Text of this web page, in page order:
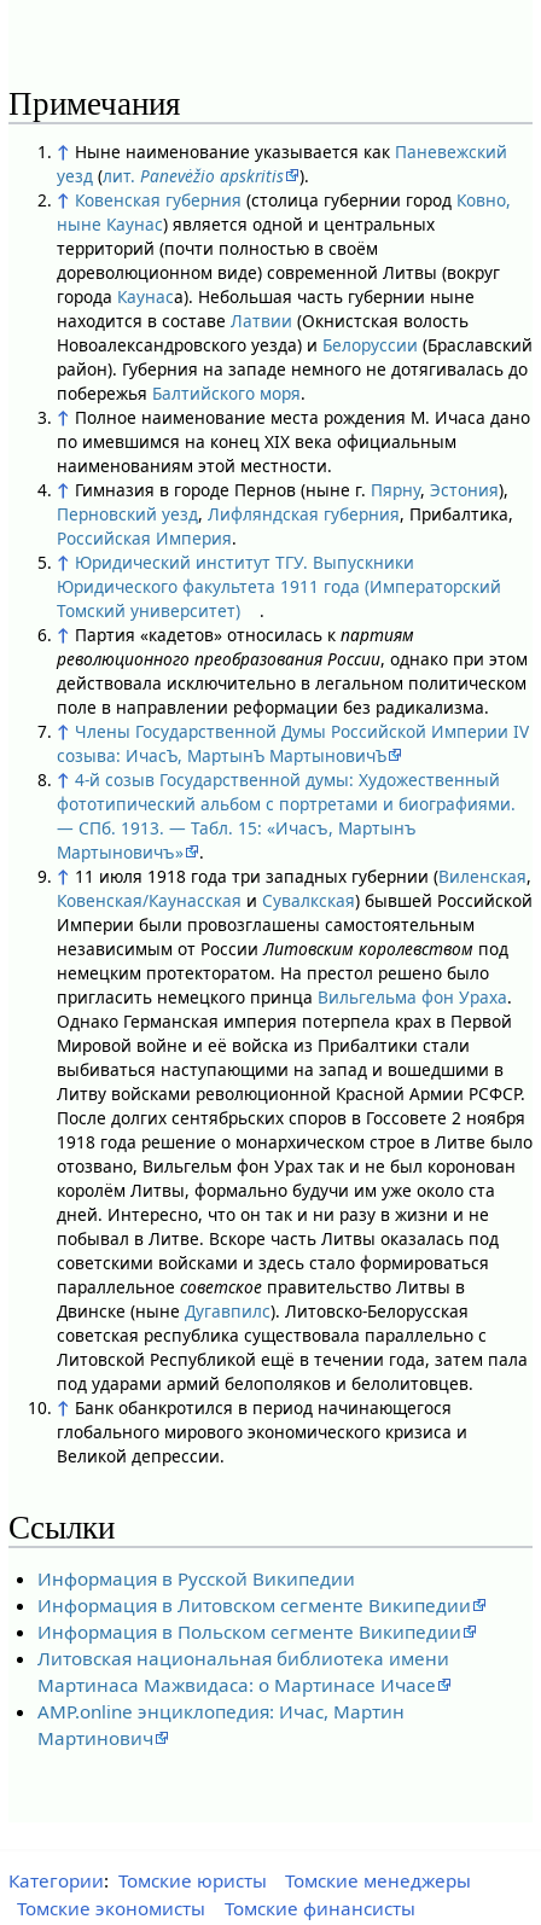
Примечания
↑ Ныне наименование указывается как Паневежский
уезд(лит. Panevėžio apskritis
).
↑ Ковенская губерния (столица губернии город Ковно,
ныне Каунас) является одной и центральных
территорий (почти полностью в своём
дореволюционном виде) современной Литвы (вокруг
города Каунаса). Небольшая часть губернии ныне
находится в составе Латвии (Окнистская волость
Новоалександровского уезда) и Белоруссии (Браславский
район). Губерния на западе немного не дотягивалась до
побережья Балтийского моря.
↑ Полное наименование места рождения М. Ичаса дано
по имевшимся на конец XIX века официальным
наименованиям этой местности.
↑ Гимназия в городе Пернов (ныне г. Пярну, Эстония),
Перновский уезд, Лифляндская губерния, Прибалтика,
Российская Империя.
↑ Юридический институт ТГУ. Выпускники
Юридического факультета 1911 года (Императорский
Томский университет)
.
↑ Партия «кадетов» относилась к партиям
революционного преобразования России, однако при этом
действовала исключительно в легальном политическом
поле в направлении реформации без радикализма.
↑ Члены Государственной Думы Российской Империи IV
созыва: ИчасЪ, МартынЪ МартыновичЪ
↑ 4-й созыв Государственной думы: Художественный
фототипический альбом с портретами и биографиями.
— СПб. 1913. — Табл. 15: «Ичасъ, Мартынъ
Мартыновичъ»
.
↑ 11 июля 1918 года три западных губернии (Виленская,
Ковенская/Каунасская и Сувалкская) бывшей Российской
Империи были провозглашены самостоятельным
независимым от РоссииЛитовским королевством под
немецким протекторатом. На престол решено было
пригласить немецкого принца Вильгельма фон Ураха.
Однако Германская империя потерпела крах в Первой
Мировой войне и её войска из Прибалтики стали
выбиваться наступающими на запад и вошедшими в
Литву войсками революционной Красной Армии РСФСР.
После долгих сентябрьских споров в Госсовете 2 ноября
1918 года решение о монархическом строе в Литве было
отозвано, Вильгельм фон Урах так и не был коронован
королём Литвы, формально будучи им уже около ста
дней. Интересно, что он так и ни разу в жизни и не
побывал в Литве. Вскоре часть Литвы оказалась под
советскими войсками и здесь стало формироваться
параллельное советскоеправительство Литвы в
Двинске (ныне Дугавпилс). Литовско-Белорусская
советская республика существовала параллельно с
Литовской Республикой ещё в течении года, затем пала
под ударами армий белополяков и белолитовцев.
↑ Банк обанкротился в период начинающегося
глобального мирового экономического кризиса и
Великой депрессии.
Ссылки
Информация в Русской Википедии
Информация в Литовском сегменте Википедии
Информация в Польском сегменте Википедии
Литовская национальная библиотека имени
Мартинаса Мажвидаса: о Мартинасе Ичасе
AMP.online энциклопедия: Ичас, Мартин
Мартинович
Категории: Томские юристы
Томские менеджеры
Томские экономисты
Томские финансисты